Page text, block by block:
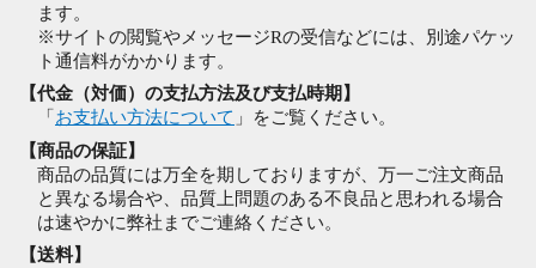
ます。
※サイトの閲覧やメッセージRの受信などには、別途パケッ
ト通信料がかかります。
【代金（対価）の支払方法及び支払時期】
「 お支払い方法について 」をご覧ください。
【商品の保証】
商品の品質には万全を期しておりますが、万一ご注文商品
と異なる場合や、品質上問題のある不良品と思われる場合
は速やかに弊社までご連絡ください。
【送料】